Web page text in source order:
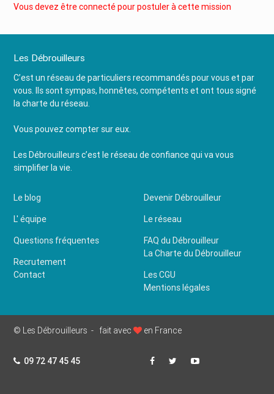
Vous devez être connecté pour postuler à cette mission
Les Débrouilleurs
C’est un réseau de particuliers recommandés pour vous et par
vous. Ils sont sympas, honnêtes, compétents et ont tous signé
la charte du réseau.
Vous pouvez compter sur eux.
Les Débrouilleurs c’est le réseau de confiance qui va vous
simplifier la vie.
Le blog
L' équipe
Questions fréquentes
Recrutement
Contact
Devenir Débrouilleur
Le réseau
FAQ du Débrouilleur
La Charte du Débrouilleur
Les CGU
Mentions légales
© Les Débrouilleurs - fait avec en France
09 72 47 45 45